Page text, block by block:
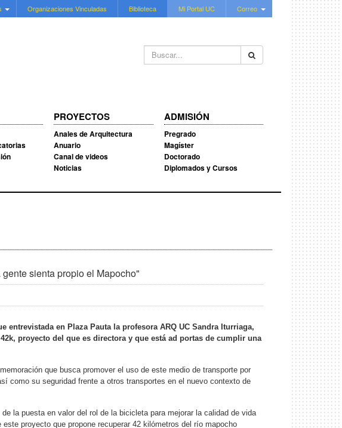
Organizaciones Vinculadas Biblioteca Mi Portal UC Correo
Buscar...
PROYECTOS
Anales de Arquitectura
Anuario
Canal de videos
Noticias
ADMISIÓN
Pregrado
Magíster
Doctorado
Diplomados y Cursos
sienta propio el Mapocho"
en Plaza Pauta la profesora ARQ UC Sandra Iturriaga,
proyecto del que es directora y que está ad portas de cumplir una
que busca promover el uso de este medio de transporte por
como su seguridad frente a otros transportes en el nuevo contexto de
la puesta en valor del rol de la bicicleta para mejorar la calidad de vida
proyecto que propone recuperar 42 kilómetros del río mapocho